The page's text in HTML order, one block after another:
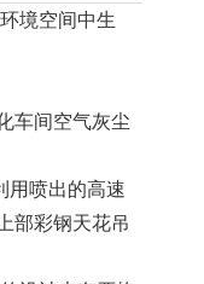
境空间中生
车间空气灰尘
喷出的高速
部彩钢天花吊